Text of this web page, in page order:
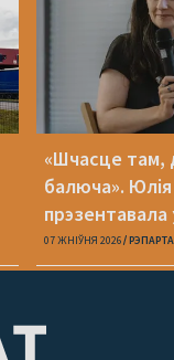
«Шчасце там,
балюча».
«Пока я
07 ЖНІЎНЯ 2026